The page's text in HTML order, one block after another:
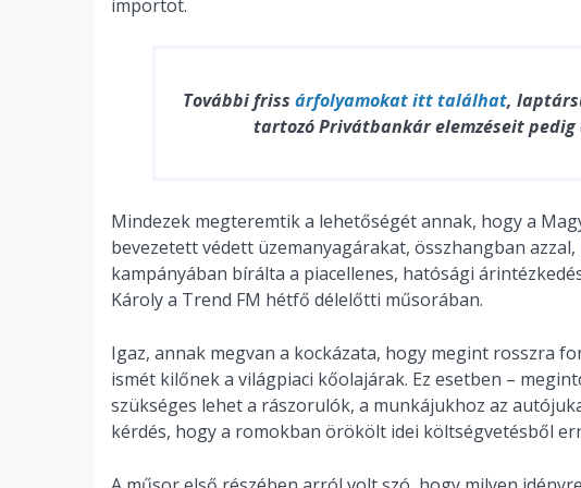
importot.
További friss árfolyamokat itt találhat,
tartozó Privátbankár elemzéseit pedig
Mindezek megteremtik a lehetőségét annak, hogy a
bevezetett védett üzemanyagárakat, összhangban
kampányában bírálta a piacellenes, hatósági
Károly a Trend FM hétfő délelőtti műsorában.
Igaz, annak megvan a kockázata, hogy megint rosszra
ismét kilőnek a világpiaci kőolajárak. Ez esetben –
szükséges lehet a rászorulók, a munkájukhoz az
kérdés, hogy a romokban örökölt idei költségvetésből